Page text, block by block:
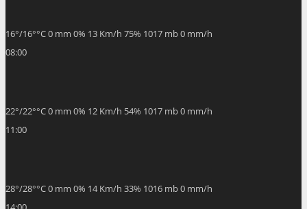
16°/16°°C0 mm 0% 13 Km/h 75% 1017 mb0 mm/h
08:00
22°/22°°C0 mm 0% 12 Km/h 54% 1017 mb0 mm/h
11:00
28°/28°°C0 mm 0% 14 Km/h 33% 1016 mb0 mm/h